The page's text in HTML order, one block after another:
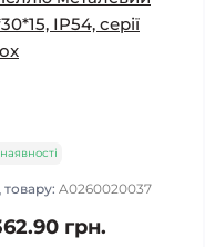
IP54, серії
A0260020037
грн.